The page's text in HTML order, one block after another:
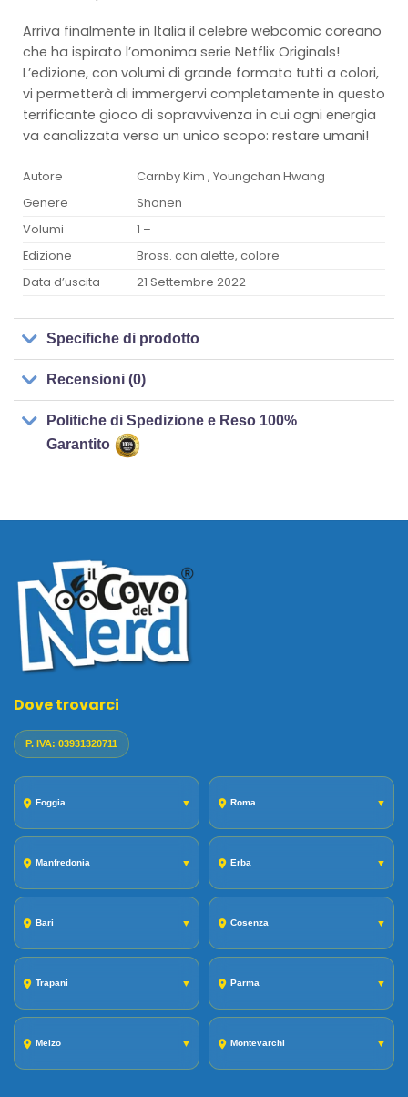
Arriva finalmente in Italia il celebre webcomic coreano
che ha ispirato l’omonima serie Netflix Originals!
L’edizione, con volumi di grande formato tutti a colori,
vi permetterà di immergervi completamente in questo
terrificante gioco di sopravvivenza in cui ogni energia
va canalizzata verso un unico scopo: restare umani!
Autore
Carnby Kim , Youngchan Hwang
Genere
Shonen
Volumi
1 –
Edizione
Bross. con alette, colore
Data d’uscita
21 Settembre 2022
Specifiche di prodotto
Recensioni (0)
Politiche di Spedizione e Reso 100%
Garantito
Dove trovarci
P. IVA: 03931320711
Foggia ▼ Roma ▼
Manfredonia ▼ Erba ▼
Bari ▼ Cosenza ▼
Trapani ▼ Parma ▼
Melzo ▼ Montevarchi ▼